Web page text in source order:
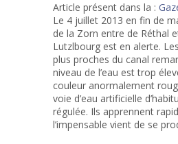
Article présent dans la :
Le 4 juillet 2013 en fin de
de la Zorn entre de Réthal
Lutzlbourg est en alerte.
plus proches du canal
niveau de l’eau est trop
couleur anormalement
voie d’eau artificielle
régulée. Ils apprennent
l’impensable vient de se